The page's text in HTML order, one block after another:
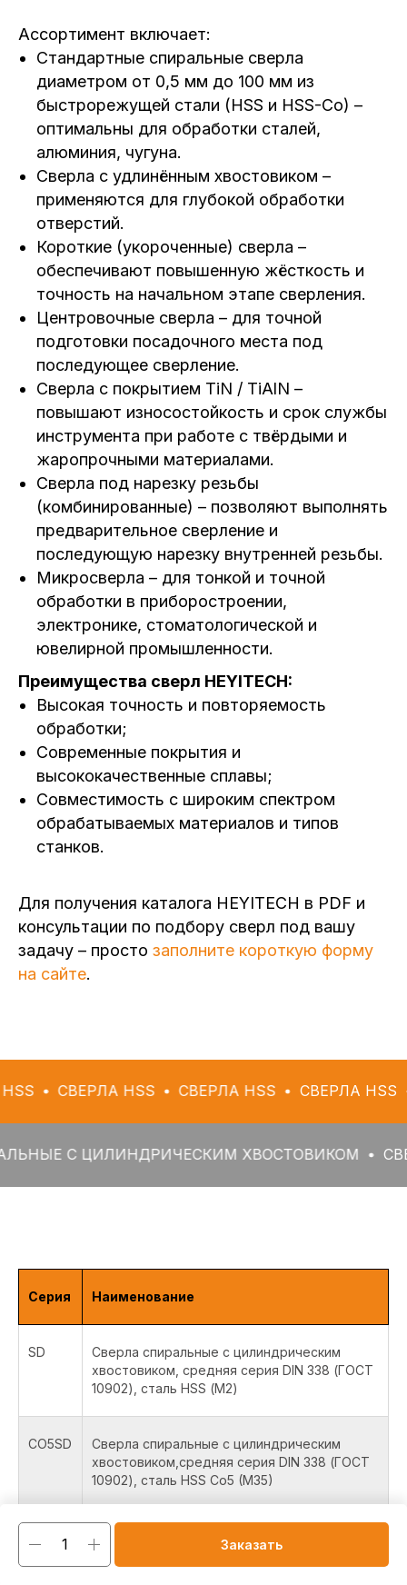
Ассортимент включает:
Стандартные спиральные сверла
диаметром от 0,5 мм до 100 мм из
быстрорежущей стали (HSS и HSS-Co) –
оптимальны для обработки сталей,
алюминия, чугуна.
Сверла с удлинённым хвостовиком –
применяются для глубокой обработки
отверстий.
Короткие (укороченные) сверла –
обеспечивают повышенную жёсткость и
точность на начальном этапе сверления.
Центровочные сверла – для точной
подготовки посадочного места под
последующее сверление.
Сверла с покрытием TiN / TiAlN –
повышают износостойкость и срок службы
инструмента при работе с твёрдыми и
жаропрочными материалами.
Сверла под нарезку резьбы
(комбинированные) – позволяют выполнять
предварительное сверление и
последующую нарезку внутренней резьбы.
Микросверла – для тонкой и точной
обработки в приборостроении,
электронике, стоматологической и
ювелирной промышленности.
Преимущества сверл HEYITECH:
Высокая точность и повторяемость
обработки;
Современные покрытия и
высококачественные сплавы;
Совместимость с широким спектром
обрабатываемых материалов и типов
станков.
Для получения каталога HEYITECH в PDF и
консультации по подбору сверл под вашу
задачу – просто заполните короткую форму
на сайте.
HSS СВЕРЛА HSS СВЕРЛА HSS
ЦИЛИНДРИЧЕСКИМ ХВОСТОВИКОМ СВЕРЛА
Серия Наименование
SD
Сверла спиральные с цилиндрическим
хвостовиком, средняя серия DIN 338 (ГОСТ
10902), сталь HSS (М2)
CO5SD
Сверла спиральные с цилиндрическим
хвостовиком,средняя серия DIN 338 (ГОСТ
10902), сталь HSS Co5 (M35)
CO8SD
Сверла спиральные с цилиндрическим
хвостовиком, средняя серия DIN 338 (ГОСТ
10902), сталь HSS Co8 (M42)
Заказать